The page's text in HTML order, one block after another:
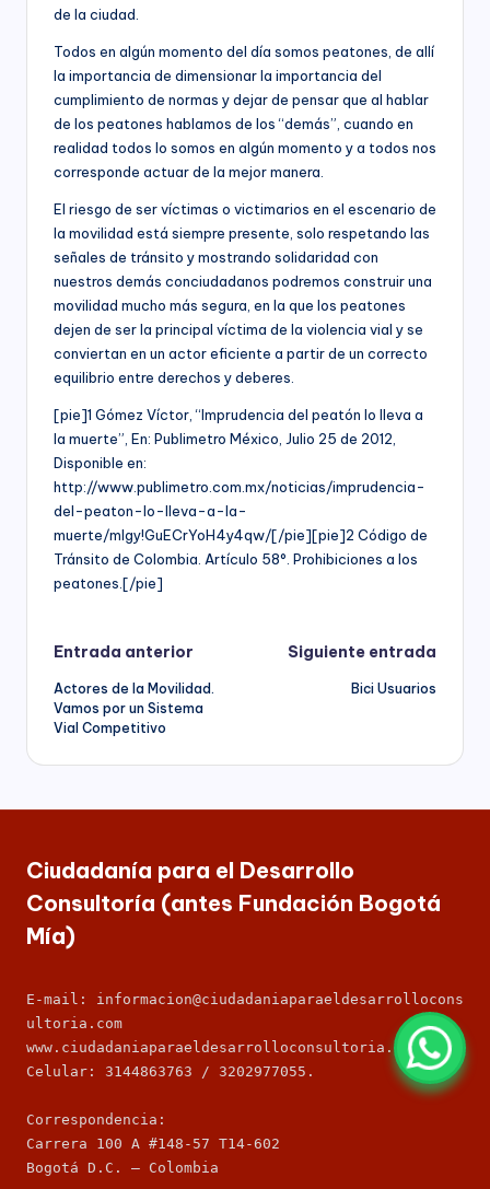
de la ciudad.
Todos en algún momento del día somos peatones, de allí
la importancia de dimensionar la importancia del
cumplimiento de normas y dejar de pensar que al hablar
de los peatones hablamos de los “demás”, cuando en
realidad todos lo somos en algún momento y a todos nos
corresponde actuar de la mejor manera.
El riesgo de ser víctimas o victimarios en el escenario de
la movilidad está siempre presente, solo respetando las
señales de tránsito y mostrando solidaridad con
nuestros demás conciudadanos podremos construir una
movilidad mucho más segura, en la que los peatones
dejen de ser la principal víctima de la violencia vial y se
conviertan en un actor eficiente a partir de un correcto
equilibrio entre derechos y deberes.
[pie]1 Gómez Víctor, “Imprudencia del peatón lo lleva a
la muerte”, En: Publimetro México, Julio 25 de 2012,
Disponible en:
http://www.publimetro.com.mx/noticias/imprudencia-
del-peaton-lo-lleva-a-la-
muerte/mlgy!GuECrYoH4y4qw/[/pie][pie]2 Código de
Tránsito de Colombia. Artículo 58°. Prohibiciones a los
peatones.[/pie]
Navegación
de
entradas
Entrada anterior
Actores de la Movilidad.
Vamos por un Sistema
Vial Competitivo
Siguiente entrada
Bici Usuarios
Ciudadanía para el Desarrollo
Consultoría (antes Fundación Bogotá
Mía)
E-mail: informacion@ciudadaniaparaeldesarrollocons
ultoria.com
www.ciudadaniaparaeldesarrolloconsultoria.com
Celular: 3144863763 / 3202977055.
Correspondencia:
Carrera 100 A #148-57 T14-602
Bogotá D.C. – Colombia